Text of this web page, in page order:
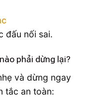
đấu nối sai.
phải dừng lại?
và dừng ngay
tắc an toàn: